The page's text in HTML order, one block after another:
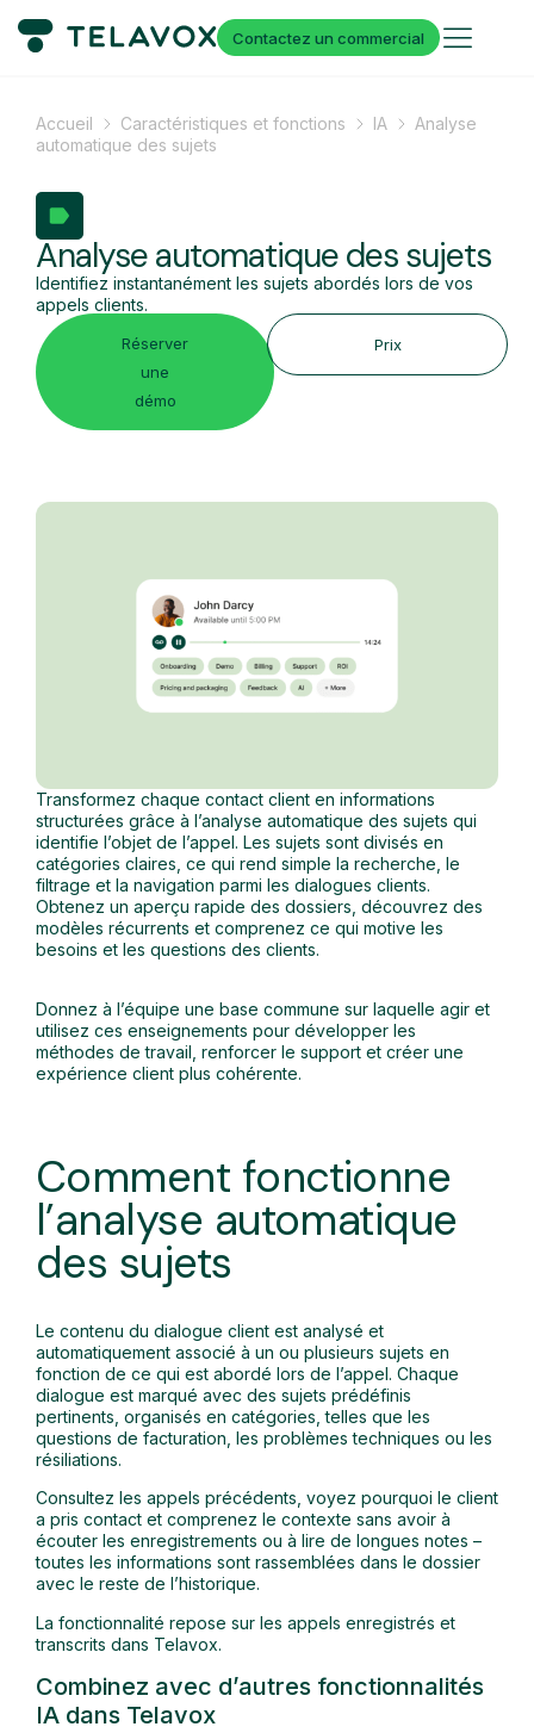
Contactez un commercial
Accueil Caractéristiques et fonctions IA
Analyse
automatique des sujets
Analyse automatique des sujets
Identifiez instantanément les sujets abordés lors de vos
appels clients.
Réserver
une
démo
Prix
Transformez chaque contact client en informations
structurées grâce à l’analyse automatique des sujets qui
identifie l’objet de l’appel. Les sujets sont divisés en
catégories claires, ce qui rend simple la recherche, le
filtrage et la navigation parmi les dialogues clients.
Obtenez un aperçu rapide des dossiers, découvrez des
modèles récurrents et comprenez ce qui motive les
besoins et les questions des clients.
Donnez à l’équipe une base commune sur laquelle agir et
utilisez ces enseignements pour développer les
méthodes de travail, renforcer le support et créer une
expérience client plus cohérente.
Comment fonctionne
l’analyse automatique
des sujets
Le contenu du dialogue client est analysé et
automatiquement associé à un ou plusieurs sujets en
fonction de ce qui est abordé lors de l’appel. Chaque
dialogue est marqué avec des sujets prédéfinis
pertinents, organisés en catégories, telles que les
questions de facturation, les problèmes techniques ou les
résiliations.
Consultez les appels précédents, voyez pourquoi le client
a pris contact et comprenez le contexte sans avoir à
écouter les enregistrements ou à lire de longues notes –
toutes les informations sont rassemblées dans le dossier
avec le reste de l’historique.
La fonctionnalité repose sur les appels enregistrés et
transcrits dans Telavox.
Combinez avec d’autres fonctionnalités
IA dans Telavox